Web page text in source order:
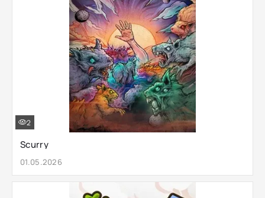
Scurry
01.05.2026
2